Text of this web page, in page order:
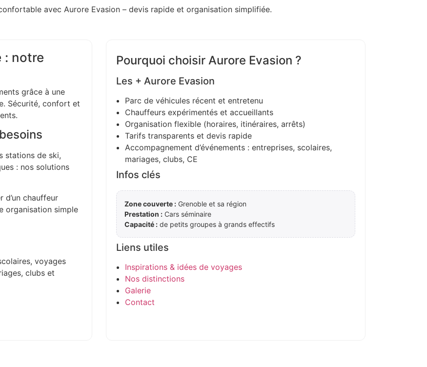
avec Aurore Evasion – devis rapide et organisation simplifiée.
: notre
grâce à une
Sécurité, confort et
stations de ski,
: nos solutions
d’un chauffeur
organisation simple
voyages
clubs et
Pourquoi choisir Aurore Evasion ?
Les + Aurore Evasion
Parc de véhicules récent et entretenu
Chauffeurs expérimentés et accueillants
Organisation flexible (horaires, itinéraires, arrêts)
Tarifs transparents et devis rapide
Accompagnement d’événements : entreprises, scolaires,
mariages, clubs, CE
Infos clés
Zone couverte : Grenoble et sa région
Prestation : Cars séminaire
Capacité : de petits groupes à grands effectifs
Liens utiles
Inspirations & idées de voyages
Nos distinctions
Galerie
Contact